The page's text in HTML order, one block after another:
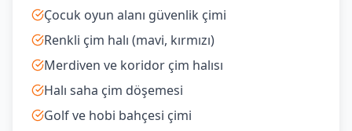
Çocuk oyun alanı güvenlik çimi
Renkli çim halı (mavi, kırmızı)
Merdiven ve koridor çim halısı
Halı saha çim döşemesi
Golf ve hobi bahçesi çimi